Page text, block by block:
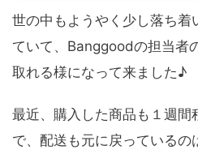
世の中もようやく少し落ち着
ていて、Banggoodの担当者
取れる様になって来ました♪
最近、購入した商品も１週間
で、配送も元に戻っているの